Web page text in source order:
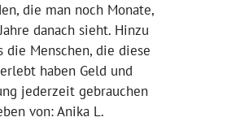
die man noch Monate,
danach sieht. Hinzu
die Menschen, die diese
haben Geld und
jederzeit gebrauchen
von: Anika L.